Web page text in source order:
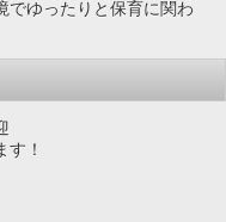
でゆったりと保育に関わ
す！